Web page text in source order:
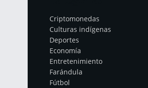
Criptomonedas
Culturas indígenas
Deportes
Economía
Entretenimiento
Farándula
Fútbol